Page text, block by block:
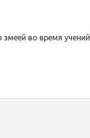
змеей во время учений